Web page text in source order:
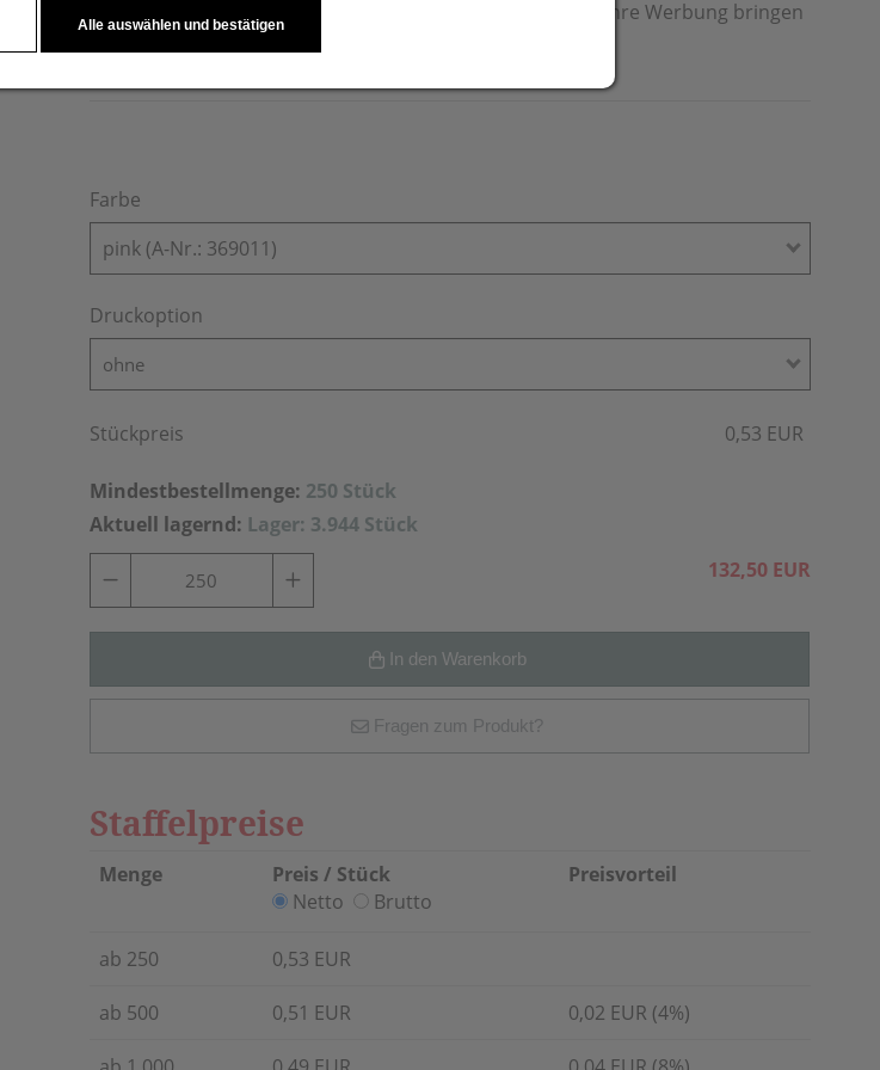
mattgoldenen Applikationen und der Griffzone aus Kork. Ihre Werbung bringen
Farbe
pink (A-Nr.: 369011)
Druckoption
ohne
Stückpreis 0,53 EUR
Mindestbestellmenge: 250 Stück
Aktuell lagernd: Lager: 3.944 Stück
132,50 EUR
In den Warenkorb
Fragen zum Produkt?
Staffelpreise
Menge
Preis / Stück
Netto
Brutto
Preisvorteil
ab 250 0,53 EUR
ab 500 0,51 EUR 0,02 EUR (4%)
Alle auswählen und bestätigen